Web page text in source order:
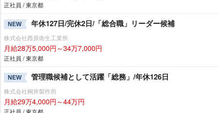
正社員 / 東京都
NEW 年休127日/完休2日/「総合職」リーダー候補
株式会社西原衛生工業所
月給28万5,000円～34万7,000円
正社員 / 東京都
NEW 管理職候補として活躍「総務」/年休126日
株式会社桐井製作所
月給29万4,000円～44万円
正社員 / 東京都